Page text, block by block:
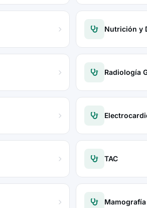
Nutrición y
Radiología
TAC
Mamografía